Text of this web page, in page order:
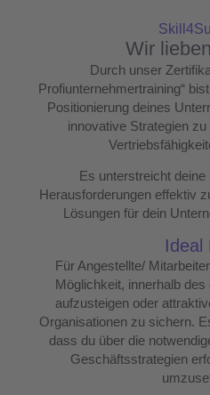
Wir
Durch unser
Profiunternehmertraining“bist
Positionierung deines
innovative Strategien
Es unterstreicht
Herausforderungen effektiv
Lösungen für dein
Ideal
Für Angestellte/ Mitarbeiter
Möglichkeit, innerhalb
aufzusteigen oder
Organisationen zu sichern.
dass du über die
Geschäftsstrategien